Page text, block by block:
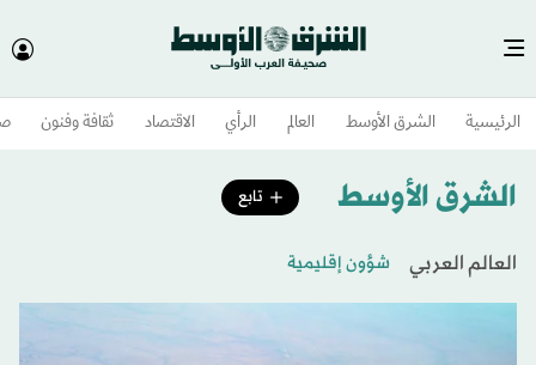
الرئيسية الشرق الأوسط​ العالم الرأي الاقتصاد ثقافة وفنون
الشرق الأوسط​ تابع
العالم العربي شؤون إقليمية